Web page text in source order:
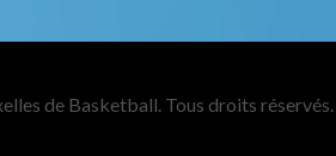
de Basketball. Tous droits réservés.